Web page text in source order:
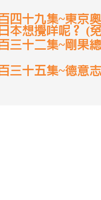
四十九集~東京
本想攪咩呢？ (
三十二集~剛果
三十五集~德意